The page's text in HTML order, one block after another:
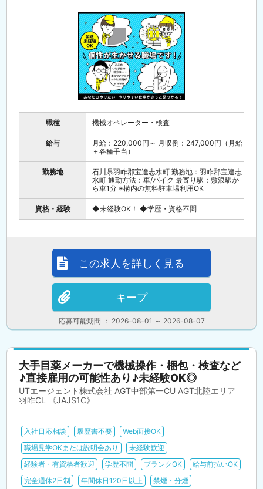
職種 機械オペレーター・検査
給与
月給：220,000円～ 月収例：247,000円（月給
＋各種手当）
勤務地
石川県羽咋郡宝達志水町 勤務地：羽咋郡宝達志
水町 通勤方法：車/バイク 最寄り駅：敷浪駅か
ら車1分 ※構内の無料駐車場利用OK
資格・経験 ◆未経験OK！ ◆学歴・資格不問
応募可能期間 ： 2026-08-01 ～ 2026-08-07
この求人を詳しく見る
キープ
大手目薬メーカーで機械操作・梱包・検査など
♪直接雇用の可能性あり♪未経験OK◎
UTエージェント株式会社 AGT中部第一CU AGT北陸エリア
羽咋CL 《JAJS1C》
入社日応相談 履歴書不要
Web面接OK
職場見学OKまたは説明会あり
未経験歓迎
経験者・有資格者歓迎
学歴不問 ブランクOK
給与前払いOK
完全週休2日制
年間休日120日以上
禁煙・分煙